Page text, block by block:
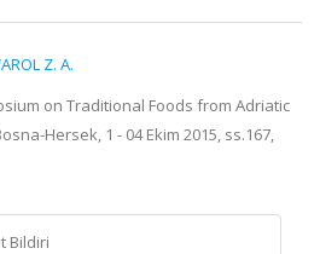
Z. A.
on Traditional Foods from Adriatic
Hersek, 1 - 04 Ekim 2015, ss.167,
Bildiri